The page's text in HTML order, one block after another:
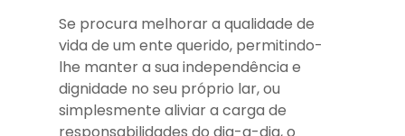
Se procura melhorar a qualidade de
vida de um ente querido, permitindo-
lhe manter a sua independência e
dignidade no seu próprio lar, ou
simplesmente aliviar a carga de